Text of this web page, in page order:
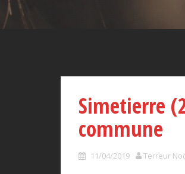
Simetierre
commune
11/04/2019 Terreur